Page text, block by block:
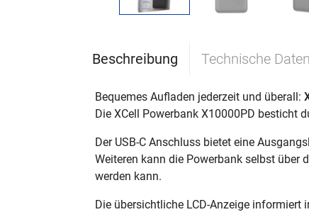
Beschreibung Technische Daten
Bequemes Aufladen jederzeit und überall:
Die XCell Powerbank X10000PD besticht
Der USB-C Anschluss bietet eine
Weiteren kann die Powerbank selbst über
werden kann.
Die übersichtliche LCD-Anzeige informiert